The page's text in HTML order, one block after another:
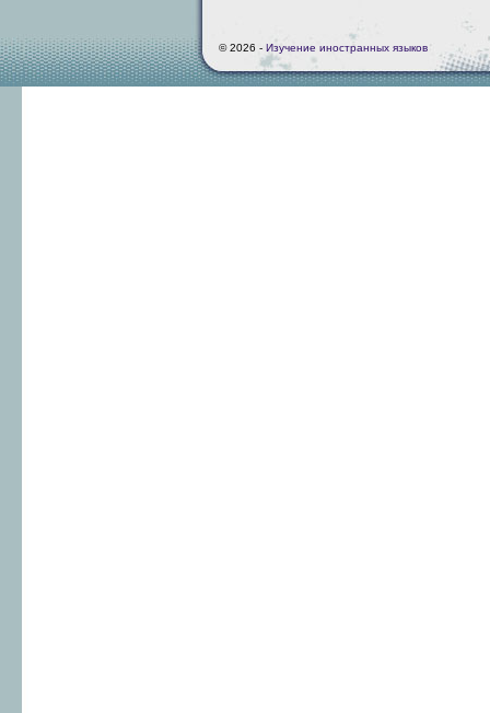
© 2026 - Изучение иностранных языков